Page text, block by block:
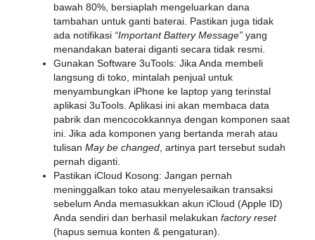
bawah 80%, bersiaplah mengeluarkan dana
tambahan untuk ganti baterai. Pastikan juga tidak
ada notifikasi “Important Battery Message”yang
menandakan baterai diganti secara tidak resmi.
Gunakan Software 3uTools: Jika Anda membeli
langsung di toko, mintalah penjual untuk
menyambungkan iPhone ke laptop yang terinstal
aplikasi 3uTools. Aplikasi ini akan membaca data
pabrik dan mencocokkannya dengan komponen saat
ini. Jika ada komponen yang bertanda merah atau
tulisan May be changed, artinya part tersebut sudah
pernah diganti.
Pastikan iCloud Kosong: Jangan pernah
meninggalkan toko atau menyelesaikan transaksi
sebelum Anda memasukkan akun iCloud (Apple ID)
Anda sendiri dan berhasil melakukan factory reset
(hapus semua konten & pengaturan).